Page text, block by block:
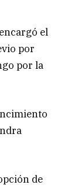
el
por
por la
de